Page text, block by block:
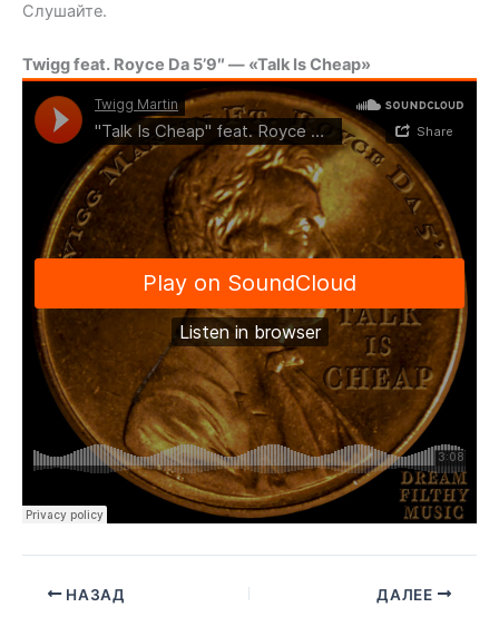
Слушайте.
Twigg feat. Royce Da 5’9″ — «Talk Is Cheap»
НАЗАД ДАЛЕЕ